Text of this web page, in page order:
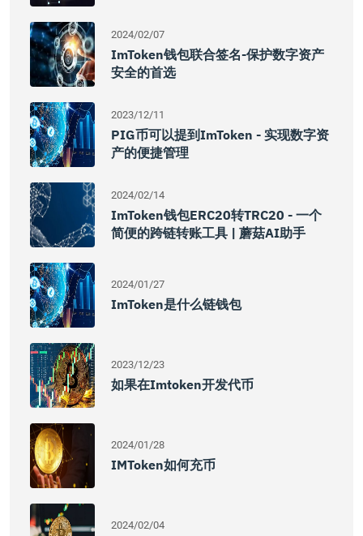
2024/02/07
ImToken钱包联合签名-保护数字资产
安全的首选
2023/12/11
PIG币可以提到imToken - 实现数字资
产的便捷管理
2024/02/14
ImToken钱包ERC20转TRC20 - 一个
简便的跨链转账工具 | 蘑菇AI助手
2024/01/27
ImToken是什么链钱包
2023/12/23
如果在imtoken开发代币
2024/01/28
IMToken如何充币
2024/02/04